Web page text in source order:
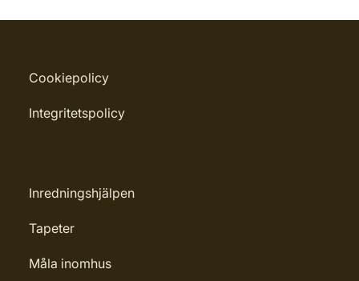
Cookiepolicy
Integritetspolicy
Inredningshjälpen
Tapeter
Måla inomhus